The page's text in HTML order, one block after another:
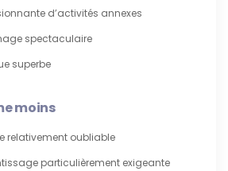
d’activités annexes
spectaculaire
superbe
moins
relativement oubliable
particulièrement exigeante